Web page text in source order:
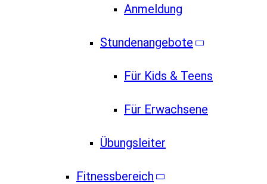
Anmeldung
Stundenangebote
Für Kids & Teens
Für Erwachsene
Übungsleiter
Fitnessbereich